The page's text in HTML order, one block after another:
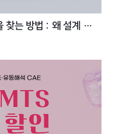
찾는 방법 : 왜 설계 엔